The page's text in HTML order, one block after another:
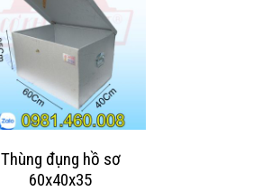
Thùng đụng hồ sơ
60x40x35